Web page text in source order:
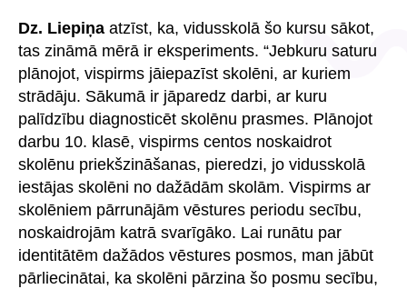
Dz. Liepiņa atzīst, ka, vidusskolā šo kursu sākot,
tas zināmā mērā ir eksperiments. “Jebkuru saturu
plānojot, vispirms jāiepazīst skolēni, ar kuriem
strādāju. Sākumā ir jāparedz darbi, ar kuru
palīdzību diagnosticēt skolēnu prasmes. Plānojot
darbu 10. klasē, vispirms centos noskaidrot
skolēnu priekšzināšanas, pieredzi, jo vidusskolā
iestājas skolēni no dažādām skolām. Vispirms ar
skolēniem pārrunājām vēstures periodu secību,
noskaidrojām katrā svarīgāko. Lai runātu par
identitātēm dažādos vēstures posmos, man jābūt
pārliecinātai, ka skolēni pārzina šo posmu secību,